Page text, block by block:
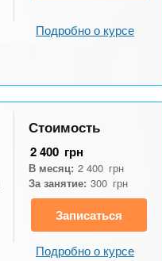
Подробно о курсе
Стоимость
2 400 грн
В месяц: 2 400 грн
За занятие: 300 грн
Записаться
Подробно о курсе